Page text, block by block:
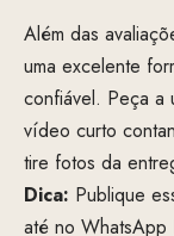
Além das
uma excelente
confiável. Peça a
vídeo curto
tire fotos da
Dica: Publique
até no WhatsApp